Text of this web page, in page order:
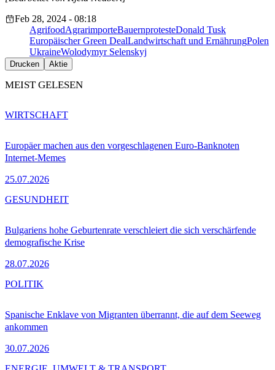
Feb 28, 2024 - 08:18
AgrifoodAgrarimporteBauernprotesteDonald Tusk
Europäischer Green DealLandwirtschaft und ErnährungPolen
UkraineWolodymyr Selenskyj
Drucken Aktie
MEIST GELESEN
Europäer machen aus den vorgeschlagenen Euro-Banknoten
Internet-Memes
25.07.2026
WIRTSCHAFT
Bulgariens hohe Geburtenrate verschleiert die sich verschärfende
demografische Krise
28.07.2026
GESUNDHEIT
Spanische Enklave von Migranten überrannt, die auf dem Seeweg
ankommen
30.07.2026
POLITIK